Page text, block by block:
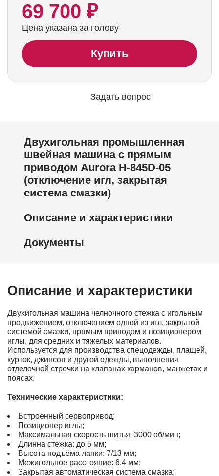
69 700 ₽
Цена указана за голову
Купить
Задать вопрос
Двухигольная промышленная
швейная машина с прямым
приводом Aurora H-845D-05
(отключение игл, закрытая
система смазки)
Описание и характеристики
Документы
Описание и характеристики
Двухигольная машина челночного стежка с игольным
продвижением, отключением одной из игл, закрытой
системой смазки, прямым приводом и позиционером
иглы, для средних и тяжелых материалов.
Используется для производства спецодежды, плащей,
курток, джинсов и другой одежды, выполнения
отделочной строчки на клапанах карманов, манжетах и
поясах.
Технические характеристики:
Встроенный сервопривод;
Позиционер иглы;
Максимальная скорость шитья: 3000 об/мин;
Длинна стежка: до 5 мм;
Высота подъёма лапки: 7/13 мм;
Межигольное расстояние: 6,4 мм;
Закрытая автоматическая система смазка;